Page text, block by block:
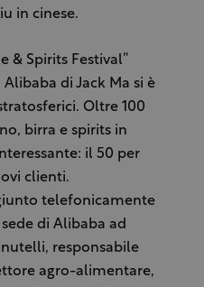
in cinese.
& Spirits Festival”
di Jack Ma si è
Oltre 100
birra e spirits in
il 50 per
clienti.
telefonicamente
di Alibaba ad
responsabile
agro-alimentare,